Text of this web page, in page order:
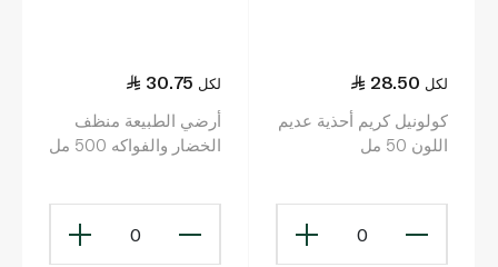
28.50 لكل
كولونيل كريم أحذية عديم
اللون 50 مل
0
30.75 لكل
أرضي الطبيعة منظف
الخضار والفواكه 500 مل
0